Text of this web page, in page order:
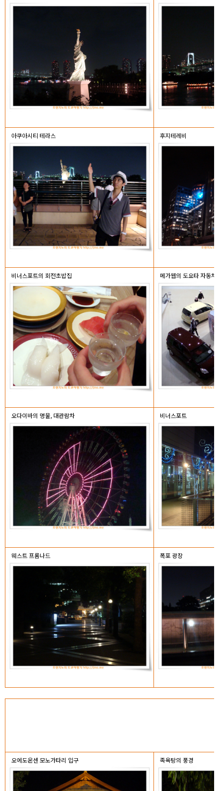
아쿠아시티 테라스 후지테레비
비너스포트의 회전초밥집 메가웹의 도요타 자동차
오다이바의 명물, 대관람차 비너스포트
웨스트 프롬나드 폭포 광장
오에도온센 모노가타리 입구 족욕탕의 풍경